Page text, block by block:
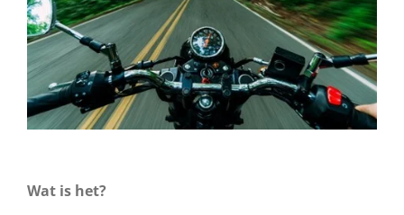
Wat is het?